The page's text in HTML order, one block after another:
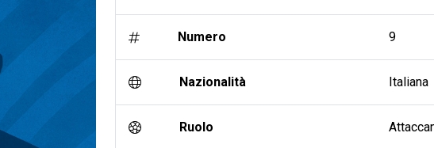
Numero 9
Nazionalità Italiana
Ruolo